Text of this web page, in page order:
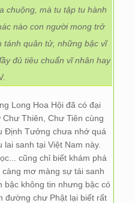
chuộng, mà tu tập tu hành
nào con người mong trở
tánh quân tử, những bậc vĩ
đủ tiêu chuẩn vĩ nhân hay
Long Hoa Hội đã có đại
Thiên, Chư Tiên cùng
Định Tưởng chưa nhớ quá
sanh tại Việt Nam này.
cũng chỉ biết khám phá
mơ màng sự tái sanh
bậc không tin nhưng bậc có
đường chư Phật lại biết rất